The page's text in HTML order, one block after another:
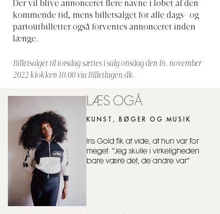
Der vil blive annonceret flere navne i løbet af den
kommende tid, mens billetsalget for alle dags- og
partoutbilletter også forventes annonceret inden
længe.
Billetsalget til torsdag sættes i salg onsdag den 16. november
2022 klokken 10.00 via Billetlugen.dk.
LÆS OGÅ
KUNST, BØGER OG MUSIK
Iris Gold fik at vide, at hun var for
meget: “Jeg skulle i virkeligheden
bare være det, de andre var”